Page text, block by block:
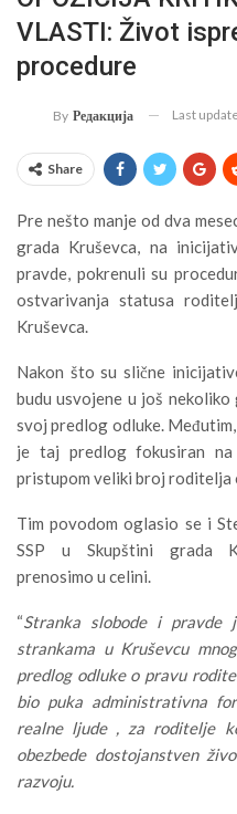
VLASTI: Život
procedure
By Редакција Last
Share
Pre nešto manje od dva
grada Kruševca, na
pravde, pokrenuli su
ostvarivanja statusa
Kruševca.
Nakon što su slične
budu usvojene u još
svoj predlog odluke.
je taj predlog fokusiran
pristupom veliki broj roditelja
Tim povodom oglasio se i
SSP u Skupštini grada
prenosimo u celini.
“Stranka slobode i pravde
strankama u Kruševcu
predlog odluke o pravu
bio puka administrativna
realne ljude , za roditelje
obezbede dostojanstven
razvoju.